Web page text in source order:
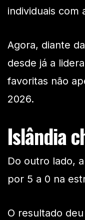
individuais com
Agora, diante
desde já a
favoritas não
2026.
Islândia
Do outro lado,
por 5 a 0 na
O resultado